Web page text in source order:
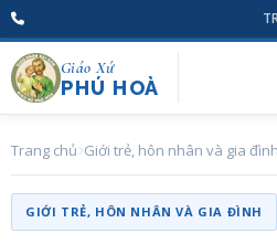
Giáo Xứ
PHÚ HOÀ
Trang chủ Giới trẻ, hôn nhân và gia đình
GIỚI TRẺ, HÔN NHÂN VÀ GIA ĐÌNH